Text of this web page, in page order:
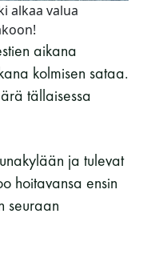
alkaa valua
aikana
kolmisen sataa.
tällaisessa
ja tulevat
hoitavansa ensin
seuraan